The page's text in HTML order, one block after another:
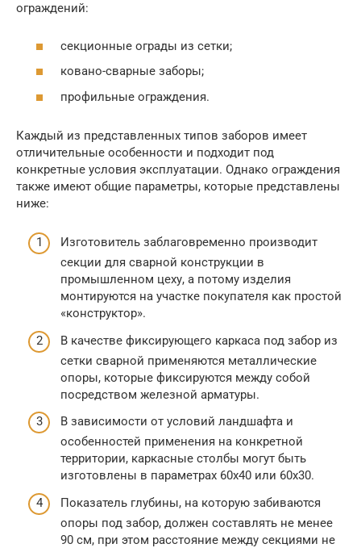
ограждений:
секционные ограды из сетки;
ковано-сварные заборы;
профильные ограждения.
Каждый из представленных типов заборов имеет
отличительные особенности и подходит под
конкретные условия эксплуатации. Однако ограждения
также имеют общие параметры, которые представлены
ниже:
Изготовитель заблаговременно производит
секции для сварной конструкции в
промышленном цеху, а потому изделия
монтируются на участке покупателя как простой
«конструктор».
В качестве фиксирующего каркаса под забор из
сетки сварной применяются металлические
опоры, которые фиксируются между собой
посредством железной арматуры.
В зависимости от условий ландшафта и
особенностей применения на конкретной
территории, каркасные столбы могут быть
изготовлены в параметрах 60х40 или 60х30.
Показатель глубины, на которую забиваются
опоры под забор, должен составлять не менее
90 см, при этом расстояние между секциями не